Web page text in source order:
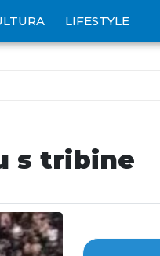
LIFESTYLE
s tribine